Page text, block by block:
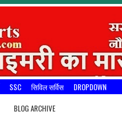
SSC सिविल सर्विस DROPDOWN
BLOG ARCHIVE